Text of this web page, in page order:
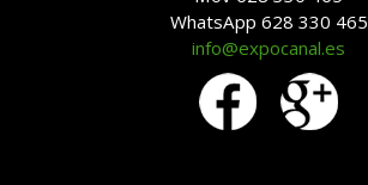
WhatsApp 628 330 465
info@expocanal.es